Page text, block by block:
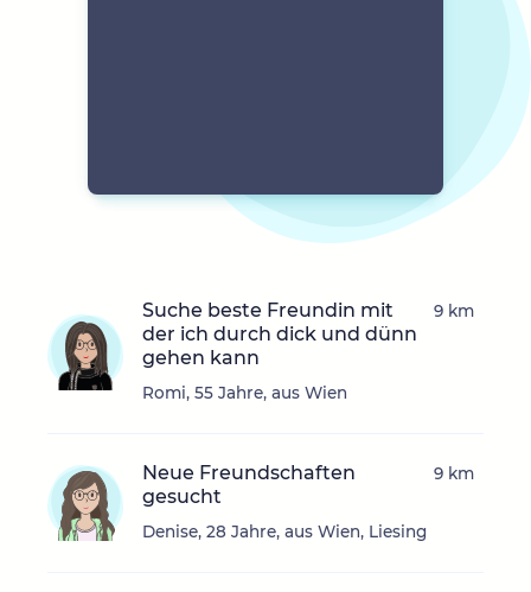
Suche beste Freundin mit
der ich durch dick und dünn
gehen kann
Romi, 55 Jahre, aus Wien
9 km
Neue Freundschaften
gesucht
Denise, 28 Jahre, aus Wien, Liesing
9 km